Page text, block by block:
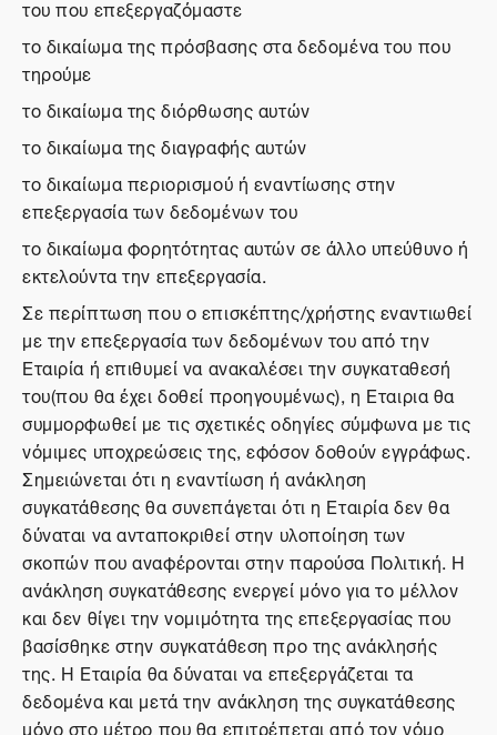
του που επεξεργαζόμαστε
το δικαίωμα της πρόσβασης στα δεδομένα του που
τηρούμε
το δικαίωμα της διόρθωσης αυτών
το δικαίωμα της διαγραφής αυτών
το δικαίωμα περιορισμού ή εναντίωσης στην
επεξεργασία των δεδομένων του
το δικαίωμα φορητότητας αυτών σε άλλο υπεύθυνο ή
εκτελούντα την επεξεργασία.
Σε περίπτωση που ο επισκέπτης/χρήστης εναντιωθεί
με την επεξεργασία των δεδομένων του από την
Εταιρία ή επιθυμεί να ανακαλέσει την συγκαταθεσή
του(που θα έχει δοθεί προηγουμένως), η Εταιρια θα
συμμορφωθεί με τις σχετικές οδηγίες σύμφωνα με τις
νόμιμες υποχρεώσεις της, εφόσον δοθούν εγγράφως.
Σημειώνεται ότι η εναντίωση ή ανάκληση
συγκατάθεσης θα συνεπάγεται ότι η Εταιρία δεν θα
δύναται να ανταποκριθεί στην υλοποίηση των
σκοπών που αναφέρονται στην παρούσα Πολιτική. Η
ανάκληση συγκατάθεσης ενεργεί μόνο για το μέλλον
και δεν θίγει την νομιμότητα της επεξεργασίας που
βασίσθηκε στην συγκατάθεση προ της ανάκλησής
της. Η Εταιρία θα δύναται να επεξεργάζεται τα
δεδομένα και μετά την ανάκληση της συγκατάθεσης
μόνο στο μέτρο που θα επιτρέπεται από τον νόμο